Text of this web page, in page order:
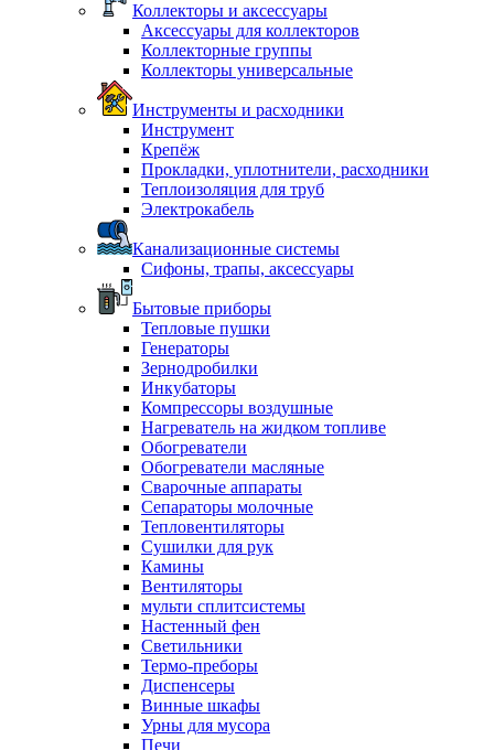
Коллекторы и аксессуары
Аксессуары для коллекторов
Коллекторные группы
Коллекторы универсальные
Инструменты и расходники
Инструмент
Крепёж
Прокладки, уплотнители, расходники
Теплоизоляция для труб
Электрокабель
Канализационные системы
Сифоны, трапы, аксессуары
Бытовые приборы
Тепловые пушки
Генераторы
Зернодробилки
Инкубаторы
Компрессоры воздушные
Нагреватель на жидком топливе
Обогреватели
Обогреватели масляные
Сварочные аппараты
Сепараторы молочные
Тепловентиляторы
Сушилки для рук
Камины
Вентиляторы
мульти сплитсистемы
Настенный фен
Светильники
Термо-преборы
Диспенсеры
Винные шкафы
Урны для мусора
Печи